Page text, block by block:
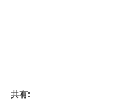
共有: